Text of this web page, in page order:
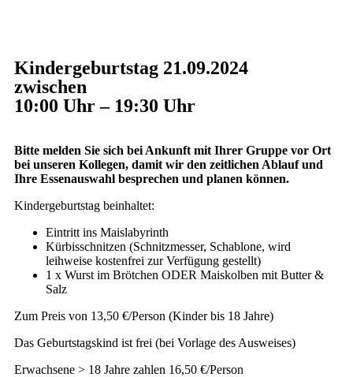
Kindergeburtstag 21.09.2024
zwischen
10:00 Uhr – 19:30 Uhr
Bitte melden Sie sich bei Ankunft mit Ihrer Gruppe vor Ort
bei unseren Kollegen, damit wir den zeitlichen Ablauf und
Ihre Essenauswahl besprechen und planen können.
Kindergeburtstag beinhaltet:
Eintritt ins Maislabyrinth
Kürbisschnitzen (Schnitzmesser, Schablone, wird
leihweise kostenfrei zur Verfügung gestellt)
1 x Wurst im Brötchen ODER Maiskolben mit Butter &
Salz
Zum Preis von 13,50 €/Person (Kinder bis 18 Jahre)
Das Geburtstagskind ist frei (bei Vorlage des Ausweises)
Erwachsene > 18 Jahre zahlen 16,50 €/Person